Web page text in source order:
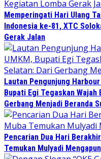
Memperingati Hari Ulang
Indonesia ke-81, XTC
Gerak Jalan
Lautan Pengunjung
Bupati Egi Tegaskan Wajah
Gerbang Menjadi Beranda
Pencarian Dua Hari
Temukan Mulyadi